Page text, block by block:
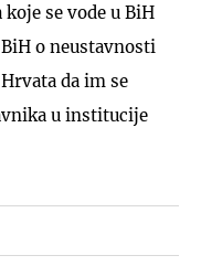
se vode u BiH
o neustavnosti
da im se
u institucije